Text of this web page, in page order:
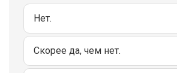
Нет.
Скорее да, чем нет.